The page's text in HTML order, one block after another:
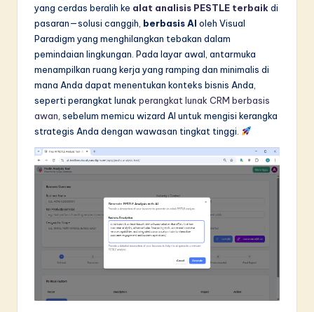
in
A
&
S
yang cerdas beralih ke alat analisis PESTLE terbaik di
pasaran—solusi canggih, berbasis AI oleh Visual
Paradigm yang menghilangkan tebakan dalam
pemindaian lingkungan. Pada layar awal, antarmuka
menampilkan ruang kerja yang ramping dan minimalis di
mana Anda dapat menentukan konteks bisnis Anda,
seperti perangkat lunak perangkat lunak CRM berbasis
awan , sebelum memicu wizard AI untuk mengisi kerangka
strategis Anda dengan wawasan tingkat tinggi.